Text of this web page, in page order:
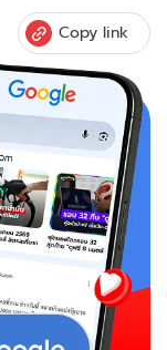
Copy link